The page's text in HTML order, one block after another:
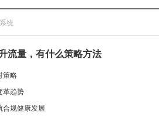
统
流量，有什么策略方法
策略
革趋势
合规健康发展